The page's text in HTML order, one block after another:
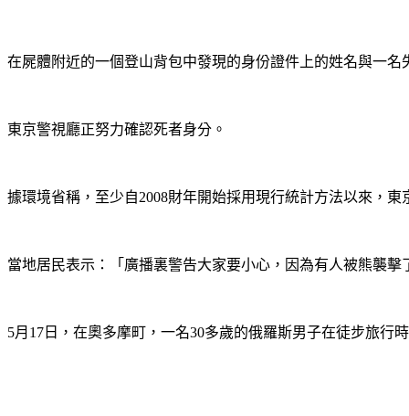
在屍體附近的一個登山背包中發現的身份證件上的姓名與一名
東京警視廳正努力確認死者身分。
據環境省稱，至少自2008財年開始採用現行統計方法以來，東
當地居民表示：「廣播裏警告大家要小心，因為有人被熊襲
5月17日，在奧多摩町，一名30多歲的俄羅斯男子在徒步旅行